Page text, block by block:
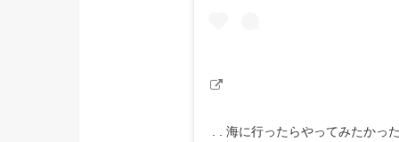
. . 海に行ったらやってみたか